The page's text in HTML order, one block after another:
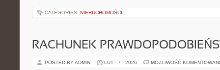
CATEGORIES: NIERUCHOMOŚCI
RACHUNEK
POSTED BY ADMIN LUT - 7 - 2026 MOŻLIWOŚĆ